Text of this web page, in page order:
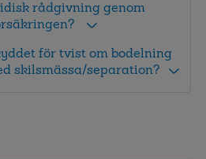
rådgivning genom
för tvist om bodelning
skilsmässa/separation?